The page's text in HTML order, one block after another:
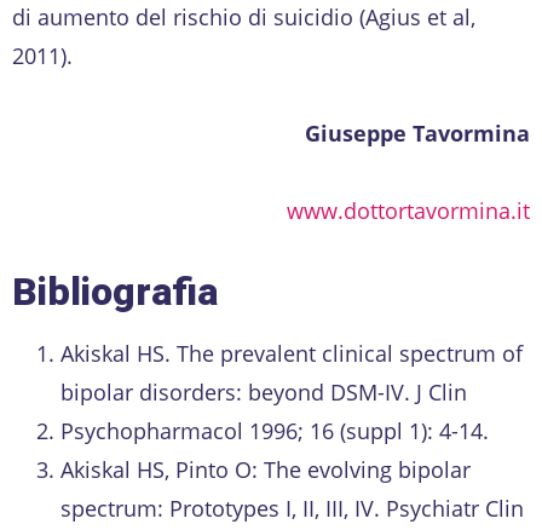
di aumento del rischio di suicidio (Agius et al,
2011).
Giuseppe Tavormina
www.dottortavormina.it
Bibliografia
Akiskal HS. The prevalent clinical spectrum of
bipolar disorders: beyond DSM-IV. J Clin
Psychopharmacol 1996; 16 (suppl 1): 4-14.
Akiskal HS, Pinto O: The evolving bipolar
spectrum: Prototypes I, II, III, IV. Psychiatr Clin